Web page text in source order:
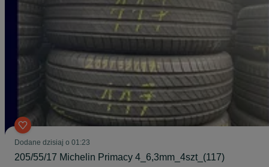
Dodane dzisiaj o 01:23
205/55/17 Michelin Primacy 4_6,3mm_4szt_(117)